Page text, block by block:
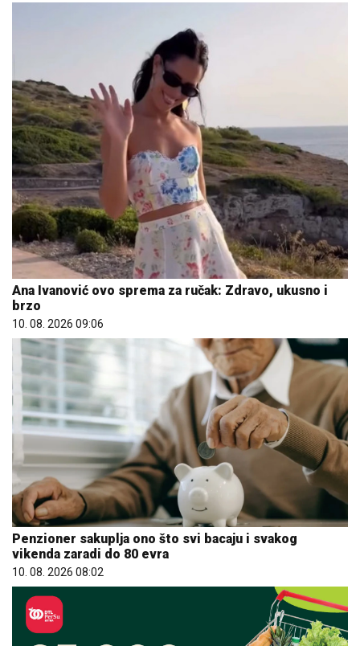
Ana Ivanović ovo sprema za ručak: Zdravo, ukusno i
brzo
10. 08. 2026 09:06
Penzioner sakuplja ono što svi bacaju i svakog
vikenda zaradi do 80 evra
10. 08. 2026 08:02